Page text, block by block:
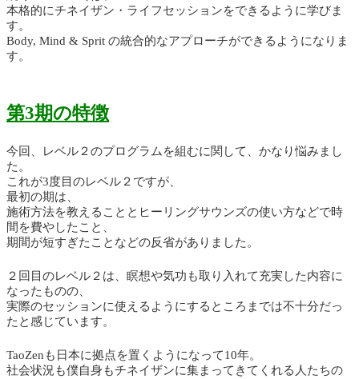
本格的にチネイザン・ライフセッションをできるように学びま
す。
Body, Mind & Sprit の統合的なアプローチができるようになりま
す。
第3期の特徴
今回、レベル２のプログラムを組むに関して、かなり悩みまし
た。
これが3度目のレベル２ですが、
最初の期は、
施術方法を教えることとヒーリングサウンズの使い方などで時
間を費やしたこと、
期間が短すぎたことなどの反省がありました。
２回目のレベル２は、瞑想や気功も取り入れて充実した内容に
なったものの、
実際のセッションに使えるようにするところまでは不十分だっ
たと感じています。
TaoZenも日本に拠点を置くようになって10年。
社会状況も僕自身もチネイザンに集まってきてくれる人たちの